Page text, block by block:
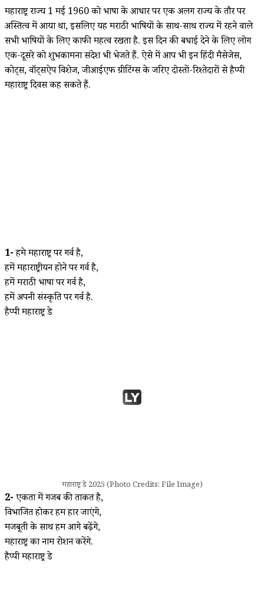
महाराष्ट्र राज्य 1 मई 1960 को भाषा के आधार पर एक अलग राज्य के तौर पर
अस्तित्व में आया था, इसलिए यह मराठी भाषियों के साथ-साथ राज्य में रहने वाले
सभी भाषियों के लिए काफी महत्व रखता है. इस दिन की बधाई देने के लिए लोग
एक-दूसरे को शुभकामना संदेश भी भेजते हैं. ऐसे में आप भी इन हिंदी मैसेजेस,
कोट्स, वॉट्सऐप विशेज, जीआईएफ ग्रीटिंग्स के जरिए दोस्तों-रिश्तेदारों से हैप्पी
महाराष्ट्र दिवस कह सकते हैं.
1-हमे महाराष्ट्र पर गर्व है,
हमें महाराष्ट्रीयन होने पर गर्व है,
हमें मराठी भाषा पर गर्व है,
हमें अपनी संस्कृति पर गर्व है.
हैप्पी महाराष्ट्र डे
महाराष्ट्र डे 2025 (Photo Credits: File Image)
2- एकता में गजब की ताकत है,
विभाजित होकर हम हार जाएंगे,
मजबूती के साथ हम आगे बढ़ेंगे,
महाराष्ट्र का नाम रोशन करेंगे.
हैप्पी महाराष्ट्र डे